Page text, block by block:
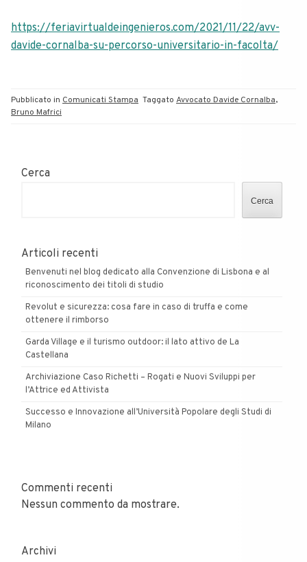
https://feriavirtualdeingenieros.com/2021/11/22/avv-
davide-cornalba-su-percorso-universitario-in-facolta/
Pubblicato in Comunicati Stampa Taggato Avvocato Davide Cornalba,
Bruno Mafrici
Cerca
Cerca
Articoli recenti
Benvenuti nel blog dedicato alla Convenzione di Lisbona e al
riconoscimento dei titoli di studio
Revolut e sicurezza: cosa fare in caso di truffa e come
ottenere il rimborso
Garda Village e il turismo outdoor: il lato attivo de La
Castellana
Archiviazione Caso Richetti – Rogati e Nuovi Sviluppi per
l’Attrice ed Attivista
Successo e Innovazione all’Università Popolare degli Studi di
Milano
Commenti recenti
Nessun commento da mostrare.
Archivi